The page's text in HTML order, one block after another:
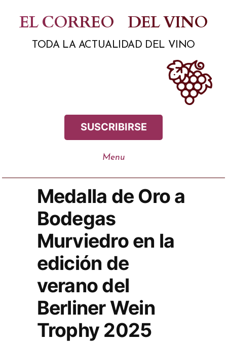
contenido
EL CORREO DEL VINO
TODA LA ACTUALIDAD DEL VINO
SUSCRIBIRSE
Medalla de Oro a
Bodegas
Murviedro en la
edición de
verano del
Berliner Wein
Trophy 2025